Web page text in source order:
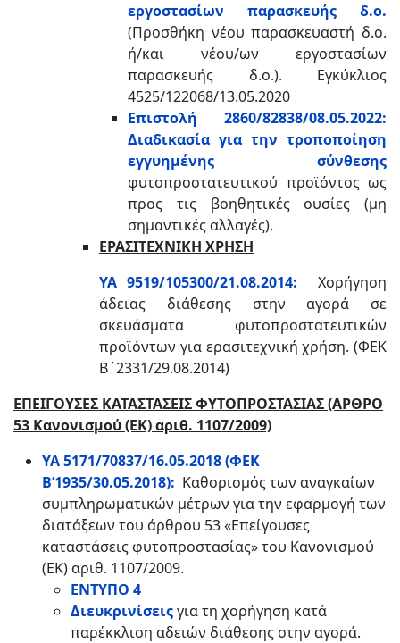
εργοστασίων παρασκευής δ.ο.
(Προσθήκη νέου παρασκευαστή δ.ο.
ή/και νέου/ων εργοστασίων
παρασκευής δ.ο.). Εγκύκλιος
4525/122068/13.05.2020
Επιστολή 2860/82838/08.05.2022:
Διαδικασία για την τροποποίηση
εγγυημένης σύνθεσης
φυτοπροστατευτικού προϊόντος ως
προς τις βοηθητικές ουσίες (μη
σημαντικές αλλαγές).
ΕΡΑΣΙΤΕΧΝΙΚΗ ΧΡΗΣΗ
ΥΑ 9519/105300/21.08.2014: Χορήγηση
άδειας διάθεσης στην αγορά σε
σκευάσµατα φυτοπροστατευτικών
προϊόντων για ερασιτεχνική χρήση. (ΦΕΚ
Β΄2331/29.08.2014)
ΕΠΕΙΓΟΥΣΕΣ ΚΑΤΑΣΤΑΣΕΙΣ ΦΥΤΟΠΡΟΣΤΑΣΙΑΣ (ΑΡΘΡΟ
53 Κανονισμού (ΕΚ) αριθ. 1107/2009)
ΥΑ 5171/70837/16.05.2018 (ΦΕΚ
Β’1935/30.05.2018): Καθορισμός των αναγκαίων
συμπληρωματικών μέτρων για την εφαρμογή των
διατάξεων του άρθρου 53 «Επείγουσες
καταστάσεις φυτοπροστασίας» του Κανονισμού
(ΕΚ) αριθ. 1107/2009.
ΕΝΤΥΠΟ 4
Διευκρινίσειςγια τη χορήγηση κατά
παρέκκλιση αδειών διάθεσης στην αγορά.